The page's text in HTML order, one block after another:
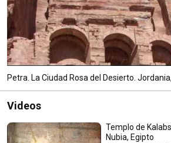
Petra. La Ciudad Rosa del Desierto.
Videos
Templo de
Nubia, Egipto